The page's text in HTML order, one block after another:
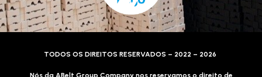
TODOS OS DIREITOS RESERVADOS – 2022 – 2026